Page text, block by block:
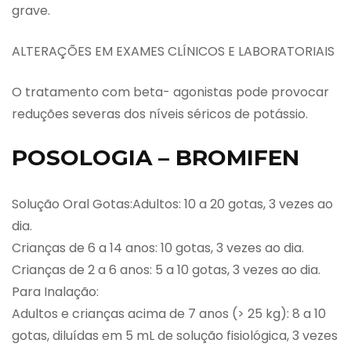
grave.
ALTERAÇÕES EM EXAMES CLÍNICOS E LABORATORIAIS
O tratamento com beta- agonistas pode provocar
reduções severas dos níveis séricos de potássio.
POSOLOGIA – BROMIFEN
Solução Oral Gotas:Adultos: 10 a 20 gotas, 3 vezes ao
dia.
Crianças de 6 a 14 anos: 10 gotas, 3 vezes ao dia.
Crianças de 2 a 6 anos: 5 a 10 gotas, 3 vezes ao dia.
Para Inalação:
Adultos e crianças acima de 7 anos (> 25 kg): 8 a 10
gotas, diluídas em 5 mL de solução fisiológica, 3 vezes